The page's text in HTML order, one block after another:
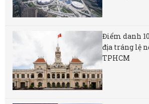
Điểm danh
địa tráng lệ
TPHCM